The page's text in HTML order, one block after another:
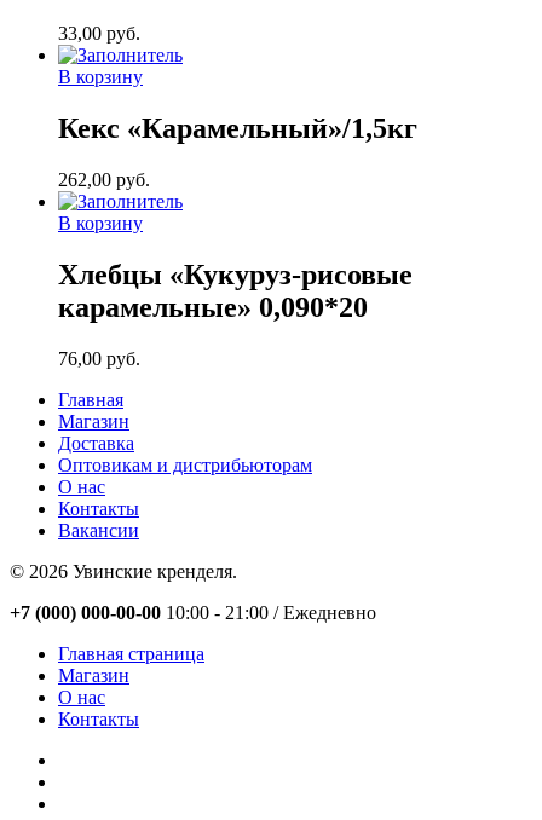
33,00 руб.
В корзину
Кекс «Карамельный»/1,5кг
262,00 руб.
В корзину
Хлебцы «Кукуруз-рисовые
карамельные» 0,090*20
76,00 руб.
Главная
Магазин
Доставка
Оптовикам и дистрибьюторам
О нас
Контакты
Вакансии
© 2026 Увинские кренделя.
Close
+7 (000) 000-00-00 10:00 - 21:00 / Eжедневно
Главная страница
Магазин
О нас
Контакты